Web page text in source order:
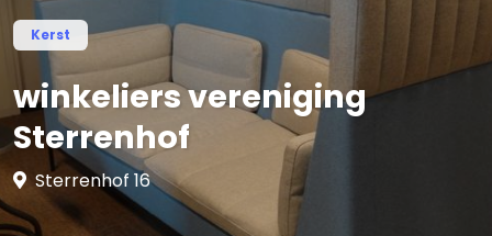
Kerst
winkeliers vereniging
Sterrenhof
Sterrenhof 16